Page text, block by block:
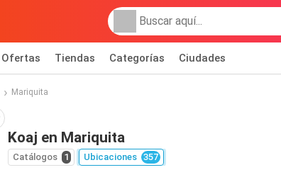
Ofertas Tiendas Categorías Ciudades
Mariquita
Koaj en Mariquita
Catálogos 1 Ubicaciones 357